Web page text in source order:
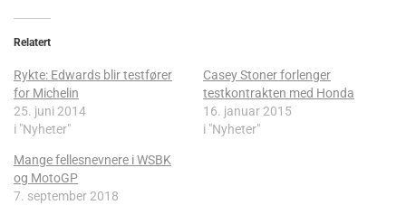
Relatert
Rykte: Edwards blir testfører
for Michelin
25. juni 2014
i "Nyheter"
Casey Stoner forlenger
testkontrakten med Honda
16. januar 2015
i "Nyheter"
Mange fellesnevnere i WSBK
og MotoGP
7. september 2018